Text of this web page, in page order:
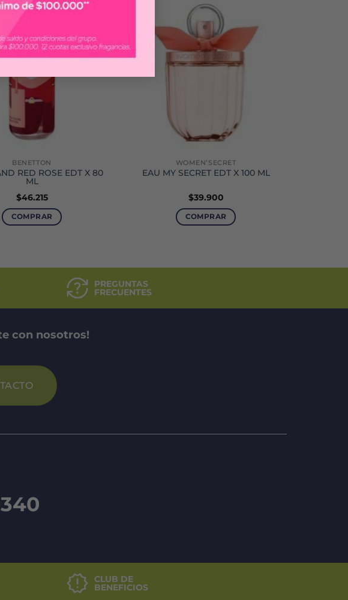
BENETTON
RED ROSE EDT X 80
ML
$46.215
COMPRAR
WOMEN’SECRET
EAU MY SECRET EDT X 100 ML
$39.900
COMPRAR
PREGUNTAS
FRECUENTES
con nosotros!
CLUB DE
BENEFICIOS